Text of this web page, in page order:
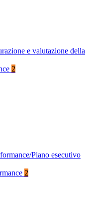
e valutazione della
2
Piano esecutivo
2